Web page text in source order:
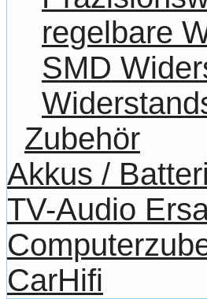
regelbare
SMD
Zubehör
Akkus /
TV-Audio
CarHifi